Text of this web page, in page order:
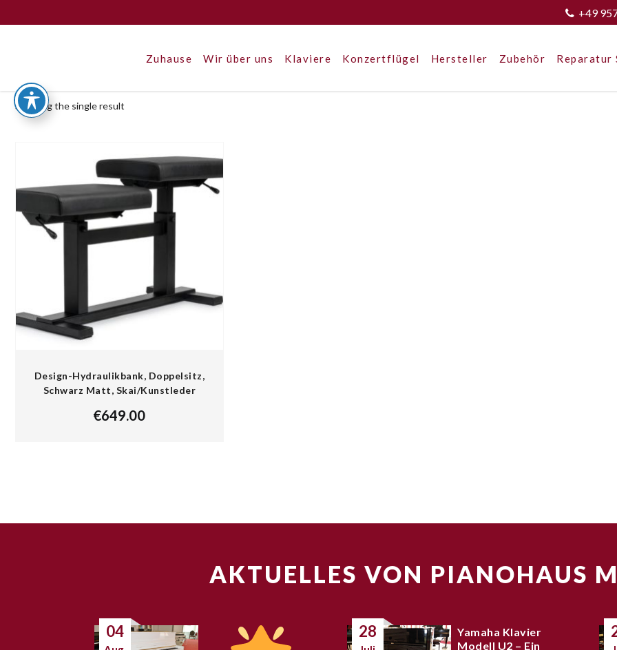
+49
Zuhause Wir über uns Klaviere Konzertflügel Hersteller Zubehör Reparatur
Showing the single result
Design-Hydraulikbank, Doppelsitz,
Schwarz Matt, Skai/Kunstleder
€649.00
AKTUELLES VON PIANOHAUS
04 28
Yamaha Klavier
Modell U2 – Ein